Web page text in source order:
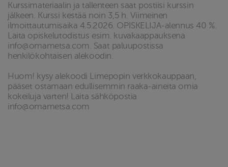
Kurssimateriaalin ja tallenteen saat postiisi kurssin
jälkeen. Kurssi kestää noin 3,5 h. Viimeinen
ilmoittautumisaika 4.5.2026. OPISKELIJA-alennus 40 %.
Laita opiskelutodistus esim. kuvakaappauksena
info@omametsa.com. Saat paluupostissa
henkilökohtaisen alekoodin.
Huom! kysy alekoodi Limepopin verkkokauppaan,
pääset ostamaan edullisemmin raaka-aineita omia
kokeiluja varten! Laita sähköpostia
info@omametsa.com